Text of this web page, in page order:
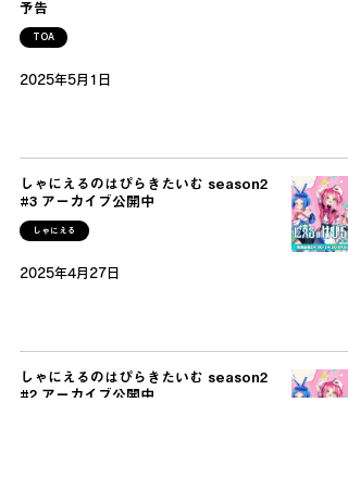
予告
TOA
2025年5月1日
しゃにえるのはぴらきたいむ season2
#3 アーカイブ公開中
しゃにえる
2025年4月27日
しゃにえるのはぴらきたいむ season2
#2 アーカイブ公開中